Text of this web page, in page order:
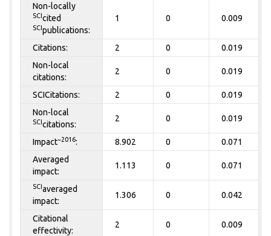
Non-locally
SCIcited
SCIpublications:
1 0 0.009
Citations: 2 0 0.019
Non-local
citations:
2 0 0.019
SCICitations: 2 0 0.019
Non-local
SCIcitations:
2 0 0.019
Impact~2016: 8.902 0 0.071
Averaged
impact:
1.113 0 0.071
SCIaveraged
impact:
1.306 0 0.042
Citational
effectivity:
2 0 0.009